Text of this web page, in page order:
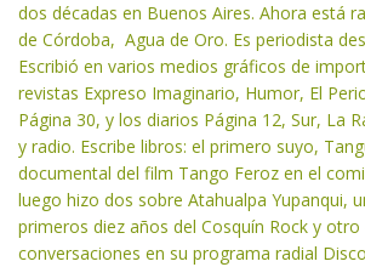
dos décadas en Buenos Aires. Ahora está
de Córdoba, Agua de Oro. Es periodista
Escribió en varios medios gráficos de
revistas Expreso Imaginario, Humor, El
Página 30, y los diarios Página 12, Sur, La
y radio. Escribe libros: el primero suyo,
documental del film Tango Feroz en el
luego hizo dos sobre Atahualpa Yupanqui,
primeros diez años del Cosquín Rock y
conversaciones en su programa radial